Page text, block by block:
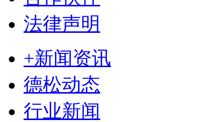
法律声明
+新闻资讯
德松动态
行业新闻